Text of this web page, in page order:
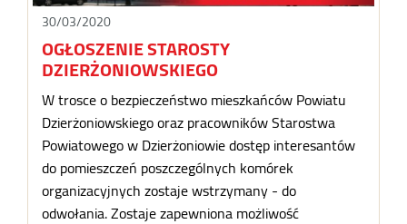
30/03/2020
OGŁOSZENIE STAROSTY
DZIERŻONIOWSKIEGO
W trosce o bezpieczeństwo mieszkańców Powiatu
Dzierżoniowskiego oraz pracowników Starostwa
Powiatowego w Dzierżoniowie dostęp interesantów
do pomieszczeń poszczególnych komórek
organizacyjnych zostaje wstrzymany - do
odwołania. Zostaje zapewniona możliwość